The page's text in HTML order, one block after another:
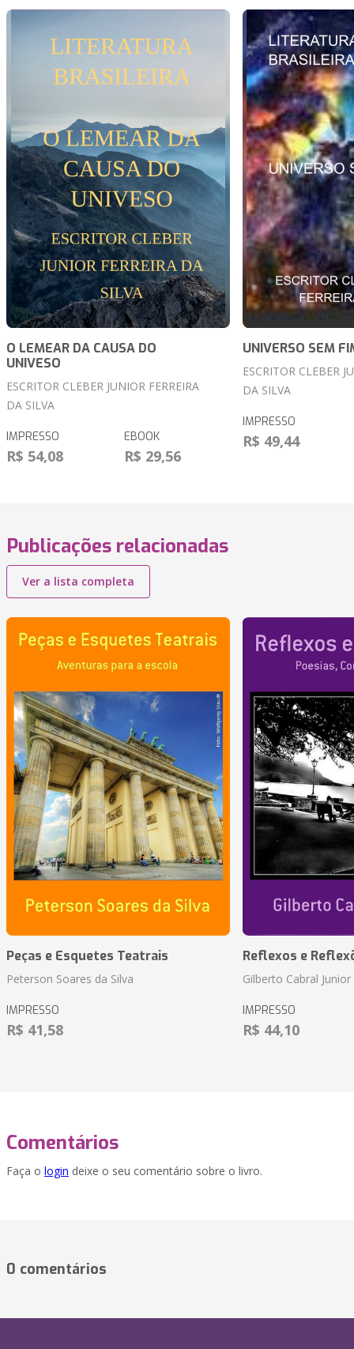
O LEMEAR DA CAUSA DO
UNIVESO
ESCRITOR CLEBER JUNIOR FERREIRA
DA SILVA
IMPRESSO
R$ 54,08
EBOOK
R$ 29,56
UNIVERSO SEM
ESCRITOR CLEBER
DA SILVA
IMPRESSO
R$ 49,44
Publicações relacionadas
Ver a lista completa
Peças e Esquetes Teatrais
Peterson Soares da Silva
IMPRESSO
R$ 41,58
Reflexos e
Gilberto Cabral Junior
IMPRESSO
R$ 44,10
Comentários
Faça o login deixe o seu comentário sobre o livro.
0 comentários